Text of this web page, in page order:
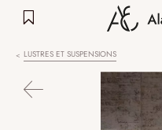
LUSTRES ET SUSPENSIONS